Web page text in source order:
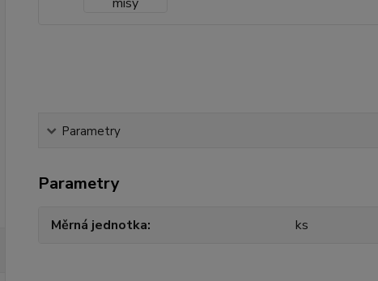
Parametry
Parametry
Měrná jednotka ks